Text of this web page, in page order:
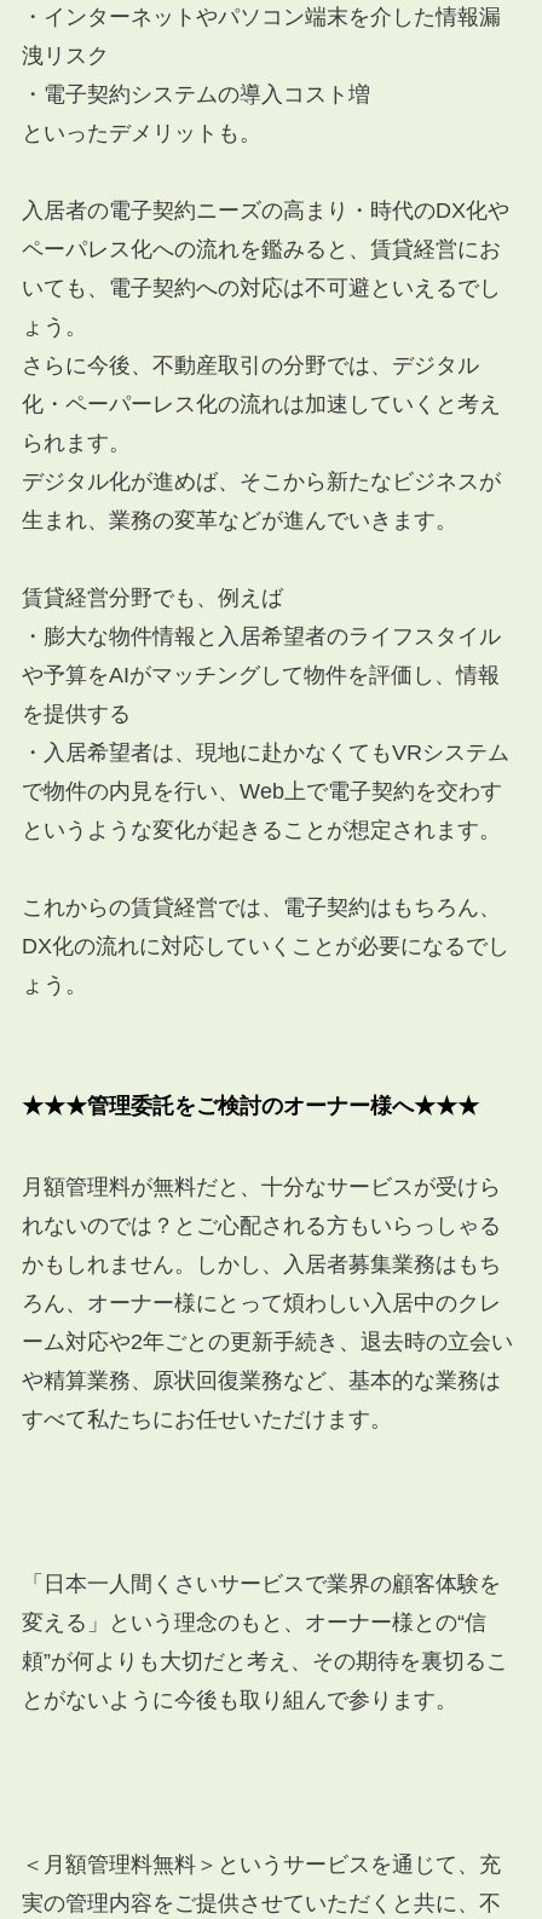
・インターネットやパソコン端末を介した情報漏
洩リスク
・電子契約システムの導入コスト増
といったデメリットも。
入居者の電子契約ニーズの高まり・時代のDX化や
ペーパレス化への流れを鑑みると、賃貸経営にお
いても、電子契約への対応は不可避といえるでし
ょう。
さらに今後、不動産取引の分野では、デジタル
化・ペーパーレス化の流れは加速していくと考え
られます。
デジタル化が進めば、そこから新たなビジネスが
生まれ、業務の変革などが進んでいきます。
賃貸経営分野でも、例えば
・膨大な物件情報と入居希望者のライフスタイル
や予算をAIがマッチングして物件を評価し、情報
を提供する
・入居希望者は、現地に赴かなくてもVRシステム
で物件の内見を行い、Web上で電子契約を交わす
というような変化が起きることが想定されます。
これからの賃貸経営では、電子契約はもちろん、
DX化の流れに対応していくことが必要になるでし
ょう。
★★★管理委託をご検討のオーナー様へ★★★
月額管理料が無料だと、十分なサービスが受けら
れないのでは？とご心配される方もいらっしゃる
かもしれません。しかし、入居者募集業務はもち
ろん、オーナー様にとって煩わしい入居中のクレ
ーム対応や2年ごとの更新手続き、退去時の立会い
や精算業務、原状回復業務など、基本的な業務は
すべて私たちにお任せいただけます。
「日本一人間くさいサービスで業界の顧客体験を
変える」という理念のもと、オーナー様との“信
頼”が何よりも大切だと考え、その期待を裏切るこ
とがないように今後も取り組んで参ります。
＜月額管理料無料＞というサービスを通じて、充
実の管理内容をご提供させていただくと共に、不